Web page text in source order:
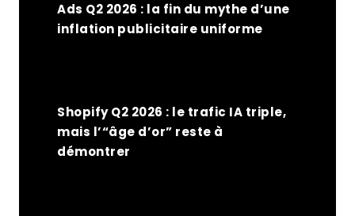
Ads Q2 2026 : la fin du mythe d’une
inflation publicitaire uniforme
Shopify Q2 2026 : le trafic IA triple,
mais l’“âge d’or” reste à
démontrer